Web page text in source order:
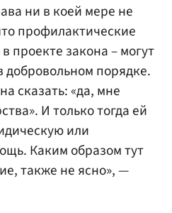
ни в коей мере не
профилактические
проекте закона – могут
добровольном порядке.
сказать: «да, мне
И только тогда ей
или
Каким образом тут
также не ясно», —